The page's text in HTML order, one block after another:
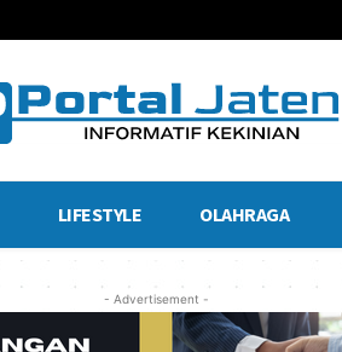
LIFESTYLE OLAHRAGA
- Advertisement -